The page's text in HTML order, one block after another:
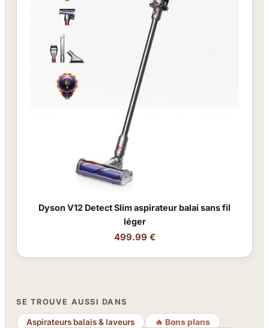
Dyson V12 Detect Slim aspirateur balai sans fil
léger
499.99 €
SE TROUVE AUSSI DANS
Aspirateurs balais & laveurs
🔥 Bons plans